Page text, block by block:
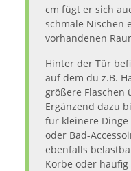
cm fügt er sich
schmale Nischen
vorhandenen
Hinter der Tür
auf dem du z.B.
größere Flaschen
Ergänzend dazu
für kleinere Dinge
oder Bad-
ebenfalls
Körbe oder